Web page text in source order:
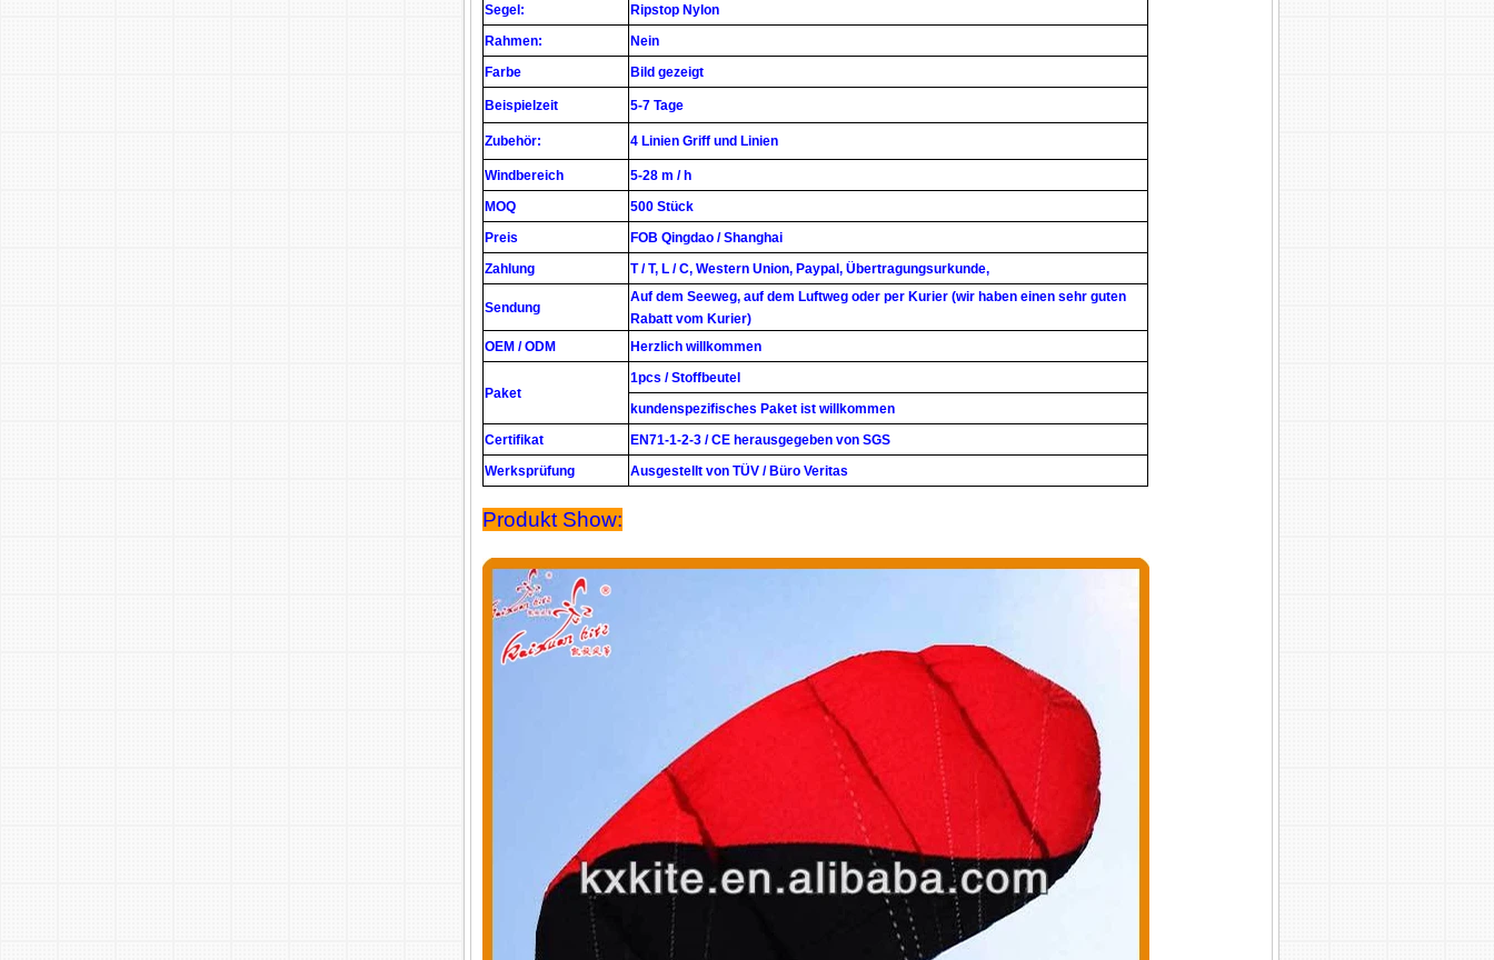
Segel:
Ripstop Nylon
Rahmen:
Nein
Farbe
Bild gezeigt
Beispielzeit 5-7 Tage
Zubehör: 4 Linien Griff und Linien
Windbereich
5-28 m / h
MOQ
500 Stück
Preis
FOB Qingdao / Shanghai
Zahlung
T / T, L / C, Western Union, Paypal, Übertragungsurkunde,
Sendung
Auf dem Seeweg, auf dem Luftweg oder per Kurier (wir haben einen sehr guten
Rabatt vom Kurier)
OEM / ODM
Herzlich willkommen
Paket
1pcs / Stoffbeutel
kundenspezifisches Paket ist willkommen
Certifikat
EN71-1-2-3 / CE herausgegeben von SGS
Werksprüfung
Ausgestellt von TÜV / Büro Veritas
Produkt Show: